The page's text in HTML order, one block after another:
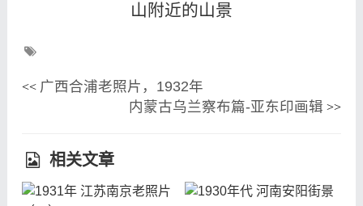
山附近的山景
<< 广西合浦老照片，1932年
内蒙古乌兰察布篇-亚东印画辑 >>
相关文章